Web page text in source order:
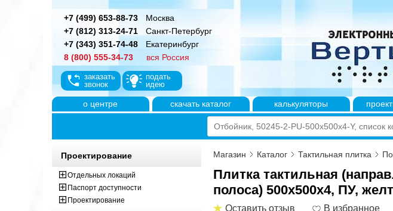
+7 (499) 653-88-73
Москва
+7 (812) 313-24-71
Санкт-Петербург
+7 (343) 351-74-48
Екатеринбург
8 (800) 555-34-73
вся Россия
заказать
звонок
подать
идею
о центре скачать каталог калькуляторы
Магазин Каталог Тактильная плитка
Плитка тактильная
полоса) 500x500x4, ПУ,
Оставить отзыв
Проектирование
Отдельных локаций
Паспорт доступности
Проектирование